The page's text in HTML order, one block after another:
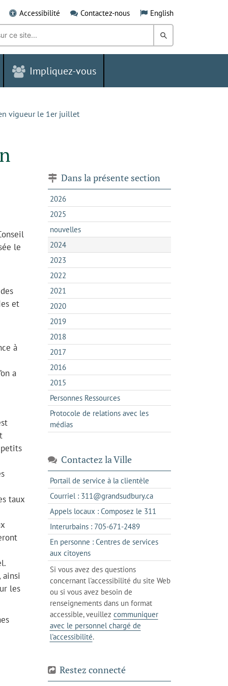
Accessibilité Contactez-nous English
Rechercher
dans
Grand
Impliquez-vous
vigueur le 1er juillet
le
et
à
a
taux
les
Dans la présente section
2026
2025
nouvelles
2024
2023
2022
2021
2020
2019
2018
2017
2016
2015
Personnes Ressources
Protocole de relations avec les
médias
Contactez la Ville
Portail de service à la clientèles'ouvre
dans
un
nouvel
Courriel : 311@grandsudbury.cas'ouvre
dans
votre
de
Appels locaux : Composez le 311
dans
un
client
téléphone
Interurbains : 705-671-2489s'ouvre
dans
client
votre
En personne : Centres de services
aux citoyenss'ouvre
dans
l'onglet
actuel
Si vous avez des questions
concernant l'accessibilité du site Web
ou si vous avez besoin de
renseignements dans un format
accessible, veuillez communiquer
avec le personnel chargé de
l'accessibilité.
Restez connecté